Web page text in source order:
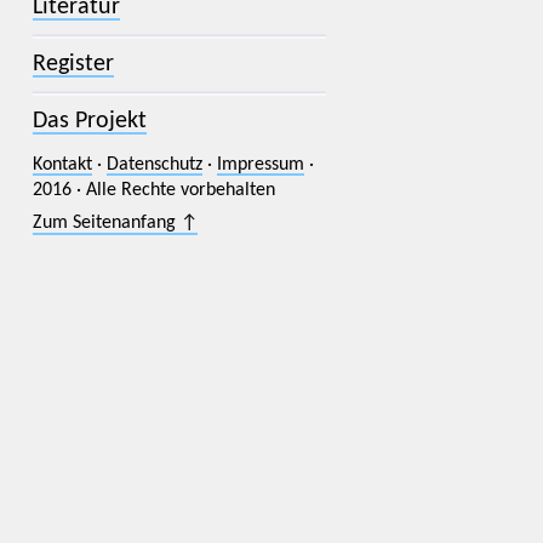
Literatur
Register
Das Projekt
Kontakt· Datenschutz· Impressum ·
2016 · Alle Rechte vorbehalten
Zum Seitenanfang ↑